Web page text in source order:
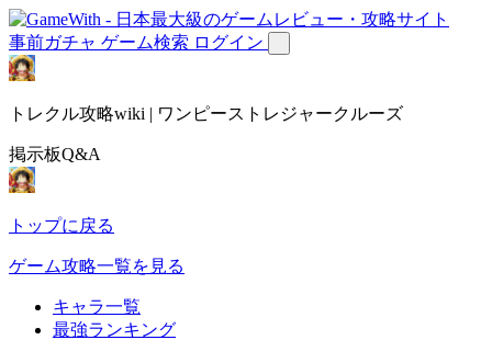
事前ガチャ ゲーム検索 ログイン
トレクル攻略wiki | ワンピーストレジャークルーズ
掲示板Q&A
トップに戻る
ゲーム攻略一覧を見る
キャラ一覧
最強ランキング